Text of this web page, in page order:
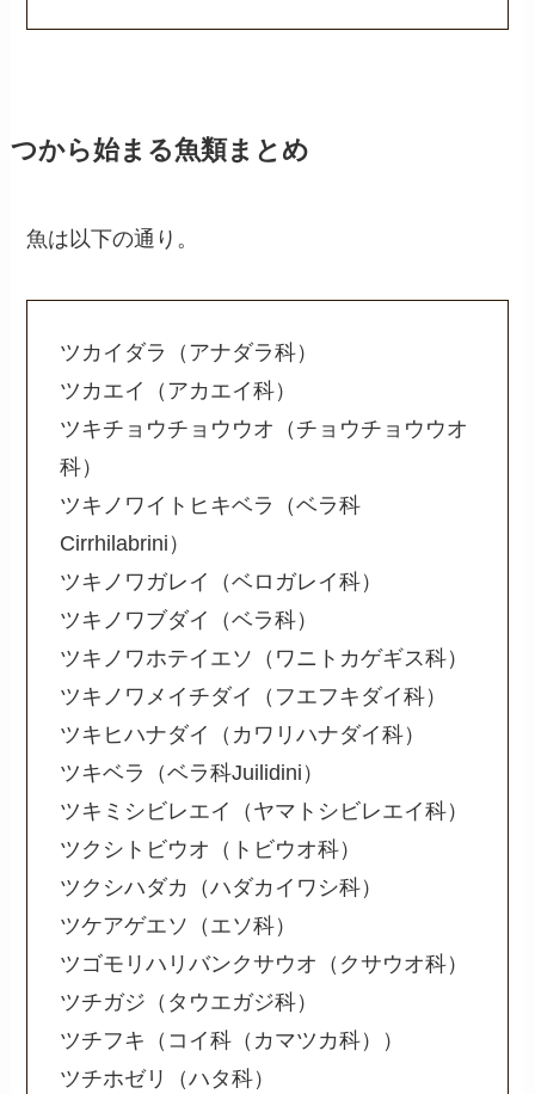
つから始まる魚類まとめ
魚は以下の通り。
ツカイダラ（アナダラ科）
ツカエイ（アカエイ科）
ツキチョウチョウウオ（チョウチョウウオ
科）
ツキノワイトヒキベラ（ベラ科
Cirrhilabrini）
ツキノワガレイ（ベロガレイ科）
ツキノワブダイ（ベラ科）
ツキノワホテイエソ（ワニトカゲギス科）
ツキノワメイチダイ（フエフキダイ科）
ツキヒハナダイ（カワリハナダイ科）
ツキベラ（ベラ科Juilidini）
ツキミシビレエイ（ヤマトシビレエイ科）
ツクシトビウオ（トビウオ科）
ツクシハダカ（ハダカイワシ科）
ツケアゲエソ（エソ科）
ツゴモリハリバンクサウオ（クサウオ科）
ツチガジ（タウエガジ科）
ツチフキ（コイ科（カマツカ科））
ツチホゼリ（ハタ科）